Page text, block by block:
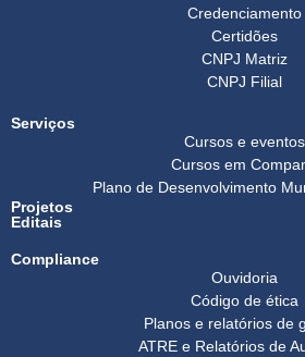
Credenciamento
Certidões
CNPJ Matriz
CNPJ Filial
Serviços
Cursos e eventos
Cursos em
Plano de Desenvolvimento
Projetos
Editais
Compliance
Ouvidoria
Código de ética
Planos e relatórios de
ATRE e Relatórios de